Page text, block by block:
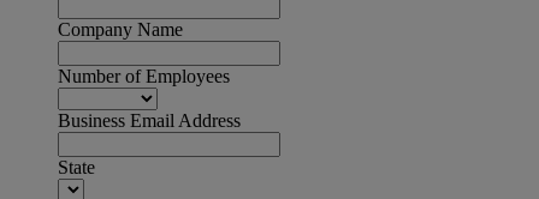
Company Name
Number of Employees
Business Email Address
State